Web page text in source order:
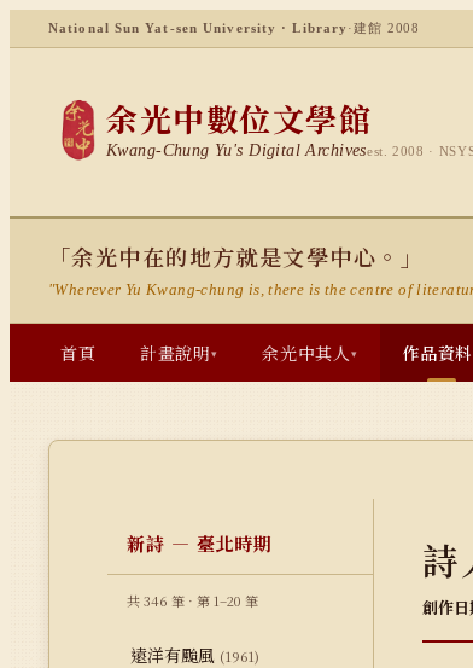
National Sun Yat-sen University · Library ·建館 2008
余光中數位文學館
Kwang-Chung Yu's Digital Archivesest. 2008 ·
「余光中在的地方就是文學中心。」
"Wherever Yu Kwang-chung is, there is the centre of
首頁 計畫說明▾ 余光中其人▾ 作品資料
新詩 — 臺北時期
共 346 筆 · 第 1–20 筆
遠洋有颱風 (1961)
詩
創作